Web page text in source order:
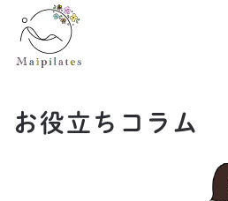
Skip to main content
お役立ちコラム